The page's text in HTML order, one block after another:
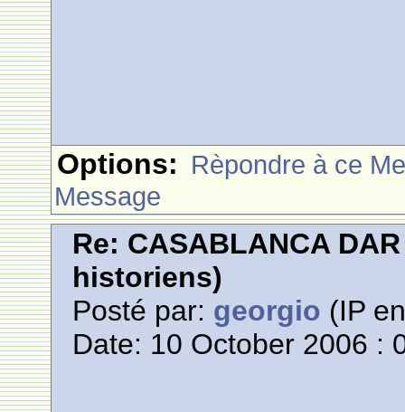
Options: Rèpondre à ce
Message
Re: CASABLANCA
historiens)
Posté par: georgio (IP
Date: 10 October 2006 :